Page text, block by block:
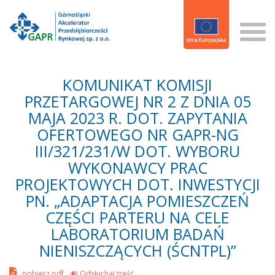
KOMUNIKAT KOMISJI
PRZETARGOWEJ NR 2 Z DNIA 05
MAJA 2023 R. DOT. ZAPYTANIA
OFERTOWEGO NR GAPR-NG
III/321/231/W DOT. WYBORU
WYKONAWCY PRAC
PROJEKTOWYCH DOT. INWESTYCJI
PN. „ADAPTACJA POMIESZCZEŃ
CZĘŚCI PARTERU NA CELE
LABORATORIUM BADAŃ
NIENISZCZĄCYCH (ŚCNTPL)”